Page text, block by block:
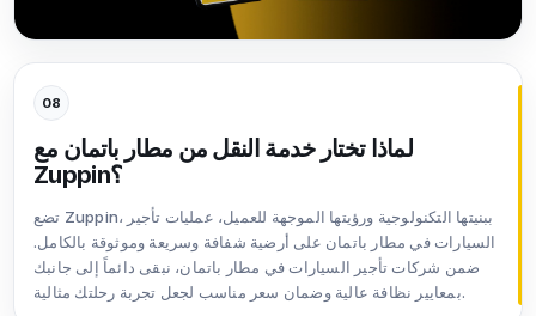
08
لماذا تختار خدمة النقل من مطار باتمان مع
Zuppin؟
تضع Zuppin، ببنيتها التكنولوجية ورؤيتها الموجهة للعميل، عمليات تأجير
السيارات في مطار باتمان على أرضية شفافة وسريعة وموثوقة بالكامل.
ضمن شركات تأجير السيارات في مطار باتمان، نبقى دائماً إلى جانبك
بمعايير نظافة عالية وضمان سعر مناسب لجعل تجربة رحلتك مثالية.